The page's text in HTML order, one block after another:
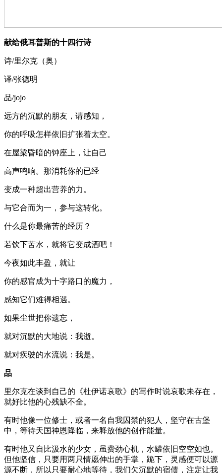
献给俄耳普斯的十四行诗
诗/里尔克（奥）
译/张德明
品/jojo
远方的沉默的朋友，请感知，
你的呼吸怎样依旧扩张着太空。
在屋梁昏暗的钟座上，让自己
高声鸣响。那消耗你的已经
变成一种超出营养的力。
与它合而为一，参与这转化。
什么是你最痛苦的经历？
若饮下苦水，就将它变成酒吧！
今夜如此丰盈，就让
你的感官成为十字路口的魔力，
感知它们难得相遇。
如果尘世把你遗忘，
就对沉默的大地说：我逝。
就对疾驶的水流说：我是。
品
里尔克在谈到自己的《杜伊诺哀歌》的写作时说哀歌未存在，
就好比他的心残缺不全。
有时他像一位修士，或者一名自我囚禁的犯人，坚守在古堡
中，等待天国神恩降临，来释放他的创作能量。
有时他又自比汲水的少女，虽费劲心机，水罐依旧空空如也。
但他坚信，只要用两只情愿伸出的手掌，跪下，灵感便可以源
源不断，所以只要耐心地等待，我们欠沉默的宿债，注定让我